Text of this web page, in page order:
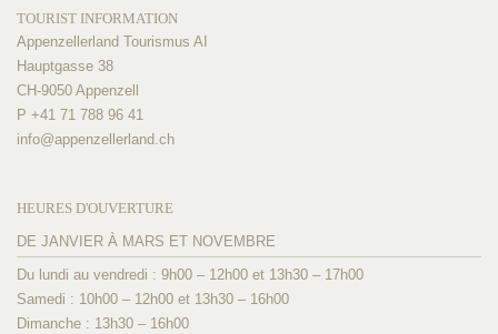
TOURIST INFORMATION
Appenzellerland Tourismus AI
Hauptgasse 38
CH-9050 Appenzell
P +41 71 788 96 41
info@appenzellerland.ch
HEURES D'OUVERTURE
DE JANVIER À MARS ET NOVEMBRE
Du lundi au vendredi : 9h00 – 12h00 et 13h30 – 17h00
Samedi : 10h00 – 12h00 et 13h30 – 16h00
Dimanche : 13h30 – 16h00